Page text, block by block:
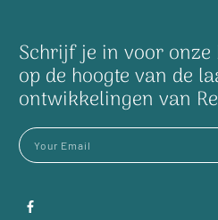
Schrijf je in voor onze
op de hoogte van de
ontwikkelingen van